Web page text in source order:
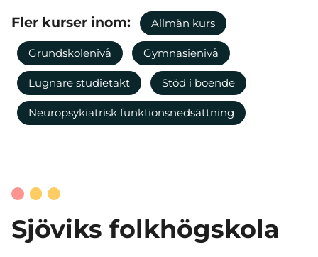
Fler kurser inom: Allmän kurs
Grundskolenivå Gymnasienivå
Lugnare studietakt Stöd i boende
Neuropsykiatrisk funktionsnedsättning
Sjöviks folkhögskola